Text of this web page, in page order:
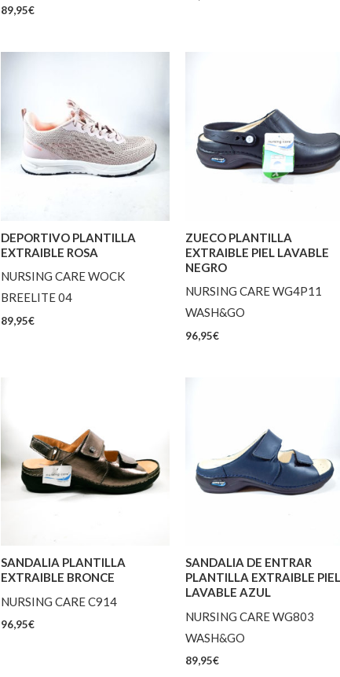
89,95€
DEPORTIVO PLANTILLA
EXTRAIBLE ROSA
NURSING CARE WOCK
BREELITE 04
89,95€
ZUECO PLANTILLA
EXTRAIBLE PIEL LAVABLE
NEGRO
NURSING CARE WG4P11
WASH&GO
96,95€
SANDALIA PLANTILLA
EXTRAIBLE BRONCE
NURSING CARE C914
96,95€
SANDALIA DE ENTRAR
PLANTILLA EXTRAIBLE PIEL
LAVABLE AZUL
NURSING CARE WG803
WASH&GO
89,95€